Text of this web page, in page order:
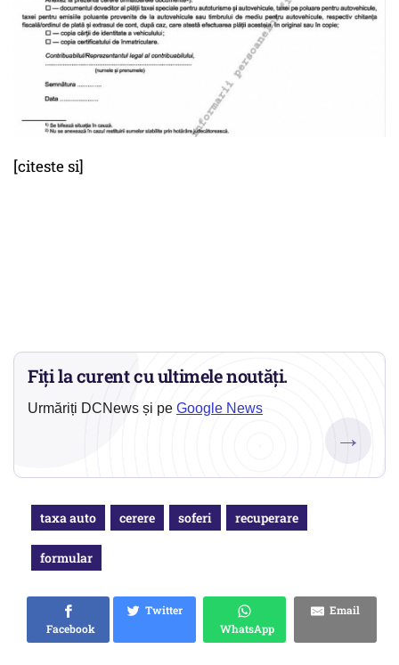
[citeste si]
Fiți la curent cu ultimele noutăți.
Urmăriți DCNews și pe Google News
→
taxa auto cerere soferi recuperare
formular
Facebook
Twitter
WhatsApp
Email